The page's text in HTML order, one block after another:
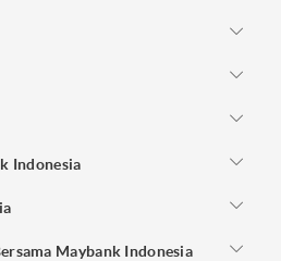
Indonesia
Maybank Indonesia